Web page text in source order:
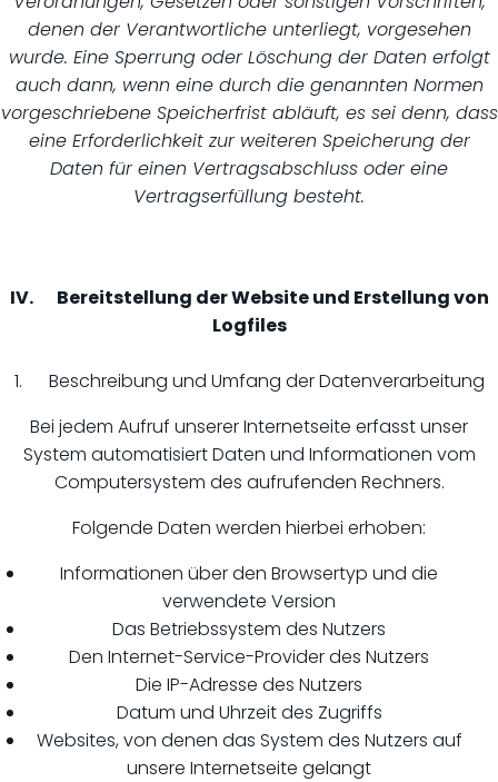
denen der Verantwortliche unterliegt, vorgesehen
wurde. Eine Sperrung oder Löschung der Daten erfolgt
auch dann, wenn eine durch die genannten Normen
vorgeschriebene Speicherfrist abläuft, es sei denn, dass
eine Erforderlichkeit zur weiteren Speicherung der
Daten für einen Vertragsabschluss oder eine
Vertragserfüllung besteht.
IV. Bereitstellung der Website und Erstellung von
Logfiles
1. Beschreibung und Umfang der Datenverarbeitung
Bei jedem Aufruf unserer Internetseite erfasst unser
System automatisiert Daten und Informationen vom
Computersystem des aufrufenden Rechners.
Folgende Daten werden hierbei erhoben:
Informationen über den Browsertyp und die
verwendete Version
Das Betriebssystem des Nutzers
Den Internet-Service-Provider des Nutzers
Die IP-Adresse des Nutzers
Datum und Uhrzeit des Zugriffs
Websites, von denen das System des Nutzers auf
unsere Internetseite gelangt